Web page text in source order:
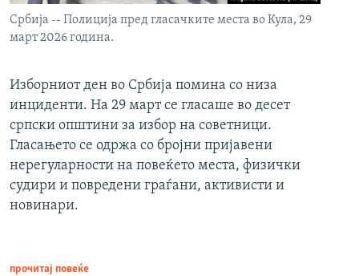
Србија -- Полиција пред гласачките места во Кула, 29
март 2026 година.
Изборниот ден во Србија помина со низа
инциденти. На 29 март се гласаше во десет
српски општини за избор на советници.
Гласањето се одржа со бројни пријавени
нерегуларности на повеќето места, физички
судири и повредени граѓани, активисти и
новинари.
прочитај повеќе